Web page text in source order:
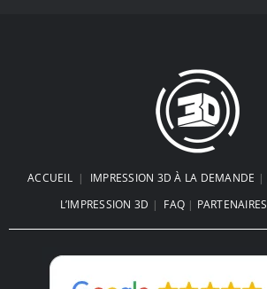
ACCUEIL| IMPRESSION 3D À LA DEMANDE |
L’IMPRESSION 3D | FAQ | PARTENAIRES